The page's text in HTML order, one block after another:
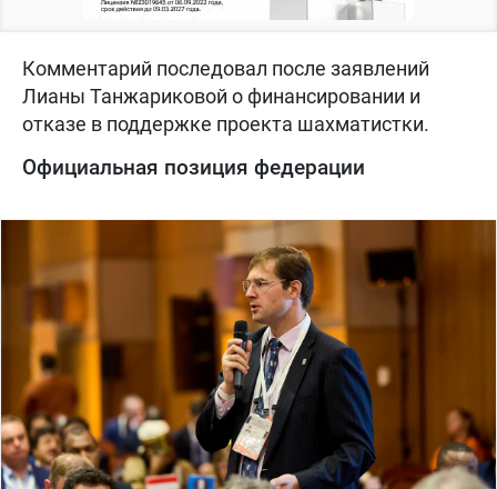
Комментарий последовал после заявлений
Лианы Танжариковой о финансировании и
отказе в поддержке проекта шахматистки.
Официальная позиция федерации